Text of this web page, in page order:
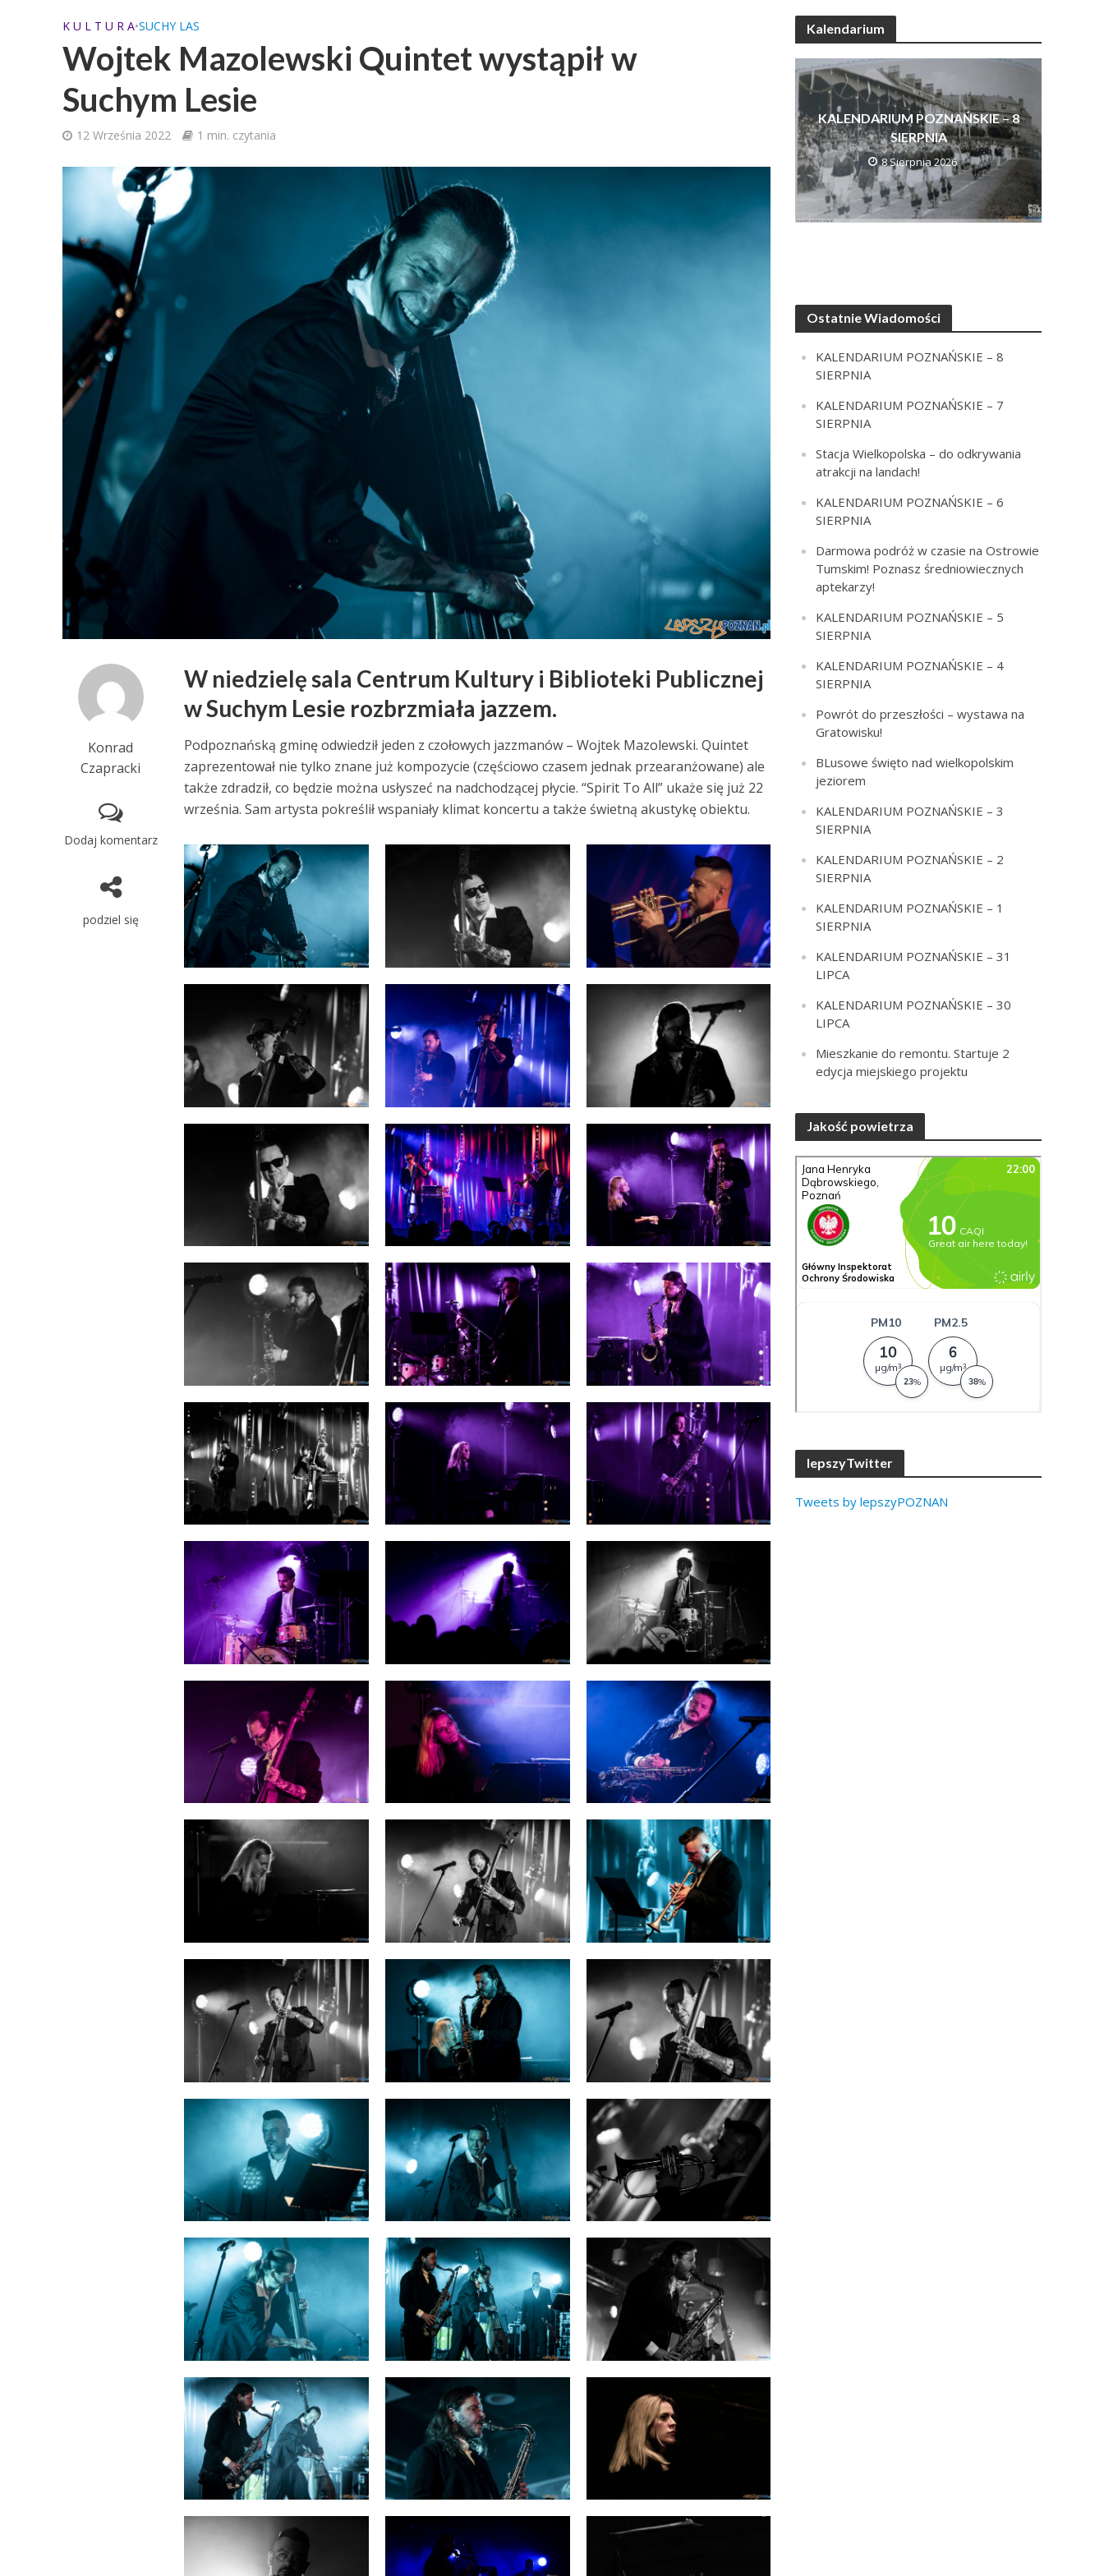
K U L T U R A•SUCHY LAS
Wojtek Mazolewski Quintet wystąpił w
Suchym Lesie
12 Września 2022 1 min. czytania
Konrad
Czapracki
Dodaj komentarz
podziel się
W niedzielę sala Centrum Kultury i Biblioteki Publicznej
w Suchym Lesie rozbrzmiała jazzem.
Podpoznańską gminę odwiedził jeden z czołowych jazzmanów – Wojtek Mazolewski. Quintet
zaprezentował nie tylko znane już kompozycie (częściowo czasem jednak przearanżowane) ale
także zdradził, co będzie można usłyszeć na nadchodzącej płycie. “Spirit To All” ukaże się już 22
września. Sam artysta pokreślił wspaniały klimat koncertu a także świetną akustykę obiektu.
Kalendarium
KALENDARIUM POZNAŃSKIE – 8
SIERPNIA
8 Sierpnia 2026
Ostatnie Wiadomości
KALENDARIUM POZNAŃSKIE – 8
SIERPNIA
KALENDARIUM POZNAŃSKIE – 7
SIERPNIA
Stacja Wielkopolska – do odkrywania
atrakcji na landach!
KALENDARIUM POZNAŃSKIE – 6
SIERPNIA
Darmowa podróż w czasie na Ostrowie
Tumskim! Poznasz średniowiecznych
aptekarzy!
KALENDARIUM POZNAŃSKIE – 5
SIERPNIA
KALENDARIUM POZNAŃSKIE – 4
SIERPNIA
Powrót do przeszłości – wystawa na
Gratowisku!
BLusowe święto nad wielkopolskim
jeziorem
KALENDARIUM POZNAŃSKIE – 3
SIERPNIA
KALENDARIUM POZNAŃSKIE – 2
SIERPNIA
KALENDARIUM POZNAŃSKIE – 1
SIERPNIA
KALENDARIUM POZNAŃSKIE – 31
LIPCA
KALENDARIUM POZNAŃSKIE – 30
LIPCA
Mieszkanie do remontu. Startuje 2
edycja miejskiego projektu
Jakość powietrza
lepszyTwitter
Tweets by lepszyPOZNAN